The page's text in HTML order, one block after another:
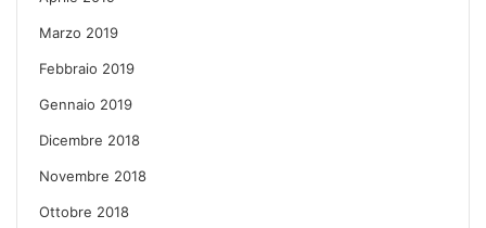
Marzo 2019
Febbraio 2019
Gennaio 2019
Dicembre 2018
Novembre 2018
Ottobre 2018